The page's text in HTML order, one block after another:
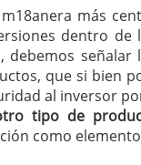
más
dentro de
señalar
que si bien
al inversor
tipo de
como